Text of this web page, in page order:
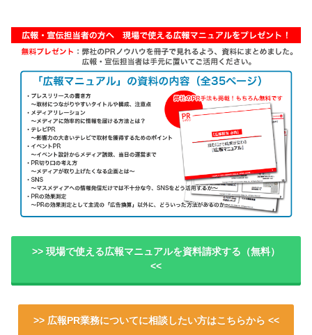
>> 現場で使える広報マニュアルを資料請求する（無料）
<<
>> 広報PR業務についてに相談したい方はこちらから <<